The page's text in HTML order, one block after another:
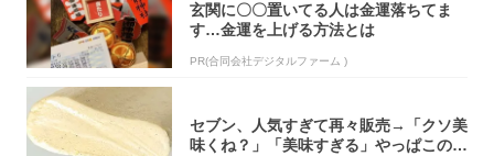
玄関に〇〇置いてる人は金運落ちてま
す…金運を上げる方法とは
PR(合同会社デジタルファーム )
セブン、人気すぎて再々販売→「クソ美
味くね？」「美味すぎる」やっぱこのク